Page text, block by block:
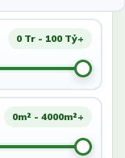
0 Tr - 100 Tỷ+
0m² - 4000m²+